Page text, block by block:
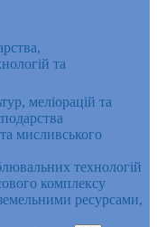
та
меліорацій та
мисливського
технологій
комплексу
ресурсами,